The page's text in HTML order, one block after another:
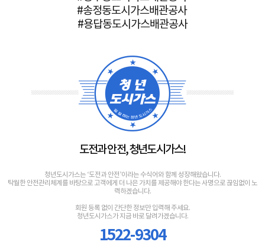
#송정동도시가스배관공사
#용답동도시가스배관공사
도전과 안전, 청년도시가스!
청년도시가스는 ‘도전과 안전’이라는 수식어와 함께 성장해왔습니다.
탁월한 안전관리체계를 바탕으로 고객에게 더 나은 가치를 제공해야 한다는 사명으로 끊임없이 노
력하겠습니다.
회원 등록 없이 간단한 정보만 입력해 주세요.
청년도시가스가 지금 바로 달려가겠습니다.
1522-9304